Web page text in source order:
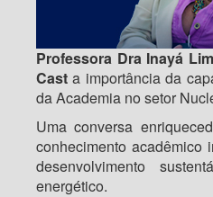
Professora Dra Inayá
Cast a importância da
da Academia no setor
Uma conversa
conhecimento acadêmico
desenvolvimento
energético.